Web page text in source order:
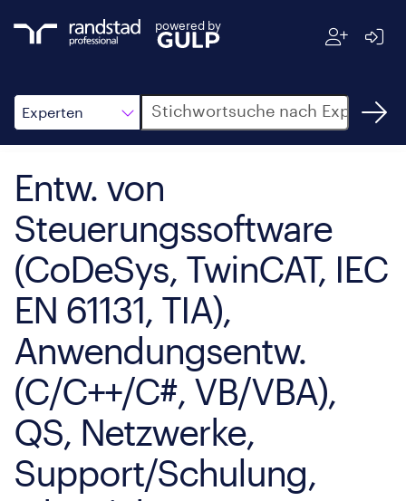
powered by
Experten
Suche
Entw. von
Steuerungssoftware
(CoDeSys, TwinCAT, IEC
EN 61131, TIA),
Anwendungsentw.
(C/C++/C#, VB/VBA),
QS, Netzwerke,
Support/Schulung,